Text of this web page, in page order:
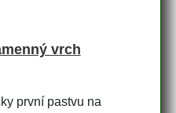
vrch
první pastvu na